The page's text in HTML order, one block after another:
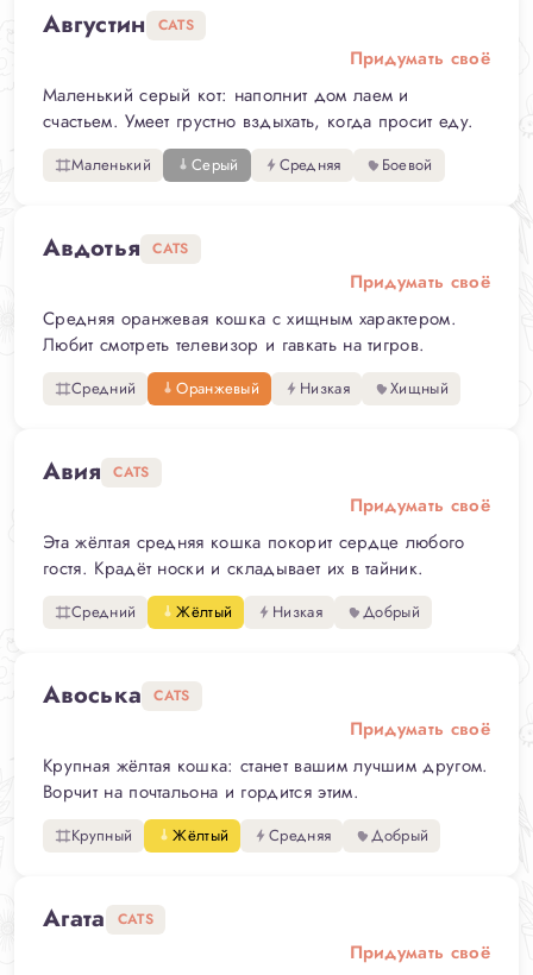
Августин CATS
Придумать своё
Маленький серый кот: наполнит дом лаем и
счастьем. Умеет грустно вздыхать, когда просит еду.
Маленький Серый Средняя Боевой
Авдотья CATS
Придумать своё
Средняя оранжевая кошка с хищным характером.
Любит смотреть телевизор и гавкать на тигров.
Средний Оранжевый Низкая Хищный
Авия CATS
Придумать своё
Эта жёлтая средняя кошка покорит сердце любого
гостя. Крадёт носки и складывает их в тайник.
Средний Жёлтый Низкая Добрый
Авоська CATS
Придумать своё
Крупная жёлтая кошка: станет вашим лучшим другом.
Ворчит на почтальона и гордится этим.
Крупный Жёлтый Средняя Добрый
Агата CATS
Придумать своё